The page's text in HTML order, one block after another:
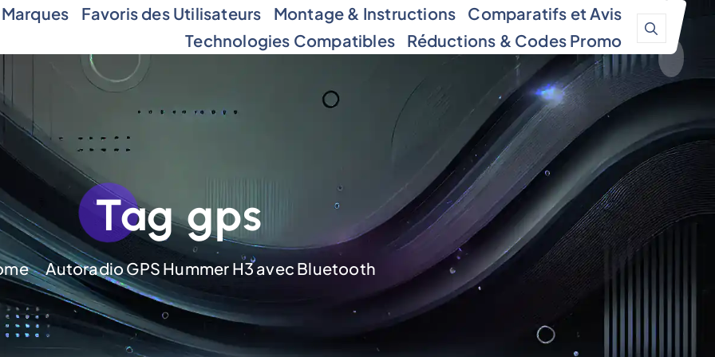
Favoris des Utilisateurs Montage & Instructions
Comparatifs et Avis
Technologies Compatibles
Réductions & Codes Promo
Tag gps
Autoradio GPS Hummer H3 avec Bluetooth